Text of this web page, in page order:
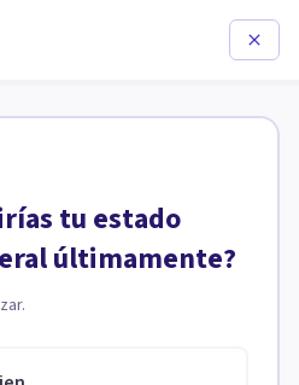
tu estado
últimamente?